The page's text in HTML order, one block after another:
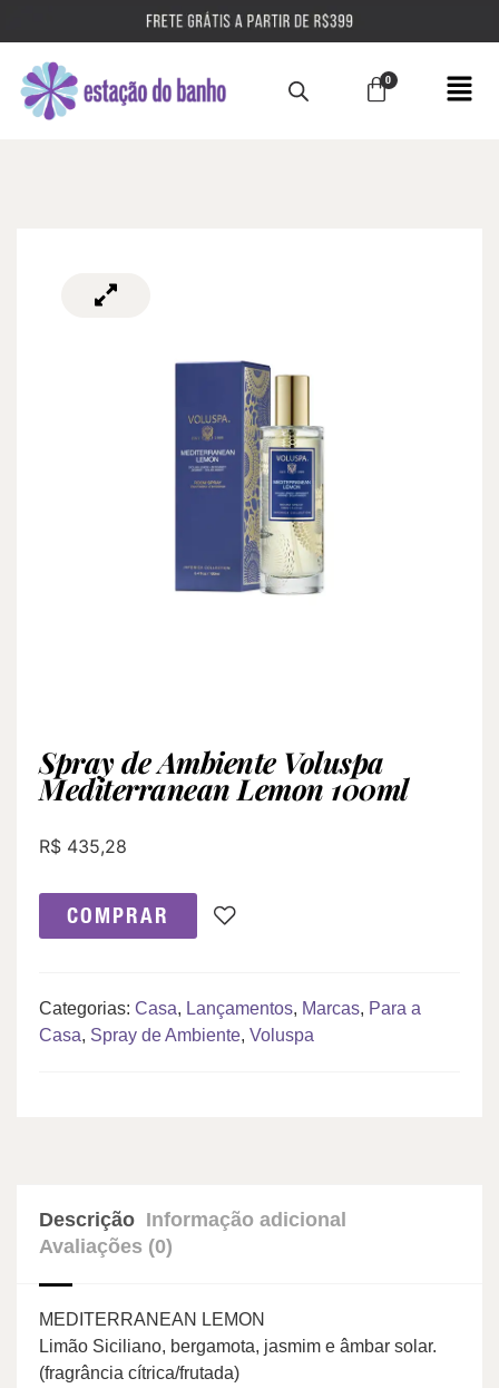
Spray de Ambiente Voluspa
Mediterranean Lemon 100ml
R$ 435,28
COMPRAR
Categorias: Casa, Lançamentos, Marcas, Para a
Casa, Spray de Ambiente, Voluspa
Descrição Informação adicional
Avaliações (0)
MEDITERRANEAN LEMON
Limão Siciliano, bergamota, jasmim e âmbar solar.
(fragrância cítrica/frutada)